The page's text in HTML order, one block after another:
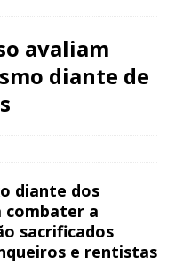
avaliam
diante de
diante dos
combater a
sacrificados
e rentistas